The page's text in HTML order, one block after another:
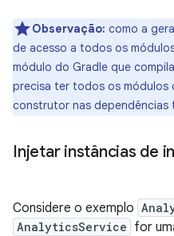
Observação: como a
de acesso a todos os
módulo do Gradle que
precisa ter todos os módulos
construtor nas dependências
Injetar instâncias de
Considere o exemplo
AnalyticsService for